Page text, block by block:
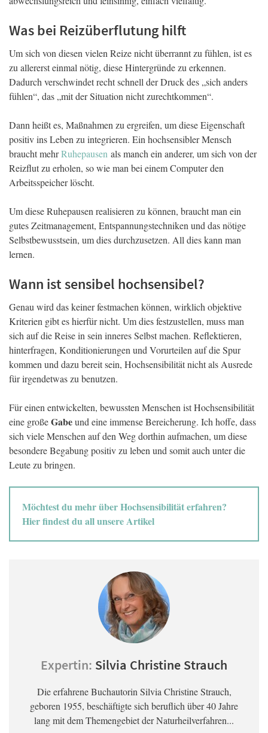
Was bei Reizüberflutung hilft
Um sich von diesen vielen Reize nicht überrannt zu fühlen, ist es
zu allererst einmal nötig, diese Hintergründe zu erkennen.
Dadurch verschwindet recht schnell der Druck des „sich anders
fühlen“, das „mit der Situation nicht zurechtkommen“.
Dann heißt es, Maßnahmen zu ergreifen, um diese Eigenschaft
positiv ins Leben zu integrieren. Ein hochsensibler Mensch
braucht mehrRuhepausen als manch ein anderer, um sich von der
Reizflut zu erholen, so wie man bei einem Computer den
Arbeitsspeicher löscht.
Um diese Ruhepausen realisieren zu können, braucht man ein
gutes Zeitmanagement, Entspannungstechniken und das nötige
Selbstbewusstsein, um dies durchzusetzen. All dies kann man
lernen.
Wann ist sensibel hochsensibel?
Genau wird das keiner festmachen können, wirklich objektive
Kriterien gibt es hierfür nicht. Um dies festzustellen, muss man
sich auf die Reise in sein inneres Selbst machen. Reflektieren,
hinterfragen, Konditionierungen und Vorurteilen auf die Spur
kommen und dazu bereit sein, Hochsensibilität nicht als Ausrede
für irgendetwas zu benutzen.
Für einen entwickelten, bewussten Menschen ist Hochsensibilität
eine großeGabeund eine immense Bereicherung. Ich hoffe, dass
sich viele Menschen auf den Weg dorthin aufmachen, um diese
besondere Begabung positiv zu leben und somit auch unter die
Leute zu bringen.
Möchtest du mehr über Hochsensibilität erfahren?
Hier findest du all unsere Artikel
Expertin: Silvia Christine Strauch
Die erfahrene Buchautorin Silvia Christine Strauch,
geboren 1955, beschäftigte sich beruflich über 40 Jahre
lang mit dem Themengebiet der Naturheilverfahren...